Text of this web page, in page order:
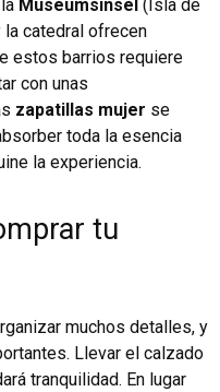
Museumsinsel (Isla de
catedral ofrecen
estos barrios requiere
con unas
zapatillas mujer se
toda la esencia
la experiencia.
tu
muchos detalles, y
Llevar el calzado
tranquilidad. En lugar